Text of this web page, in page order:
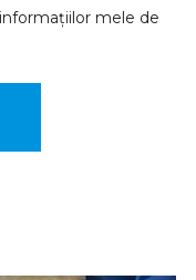
mele de